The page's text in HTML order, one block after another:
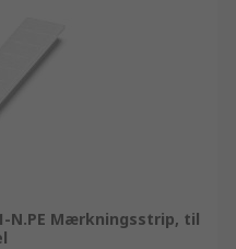
N.PE Mærkningsstrip, til